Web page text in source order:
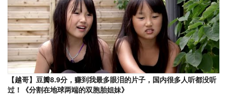
【越哥】豆瓣8.9分，赚到我最多眼泪的片子，国内很多人听都没听
过！《分割在地球两端的双胞胎姐妹》